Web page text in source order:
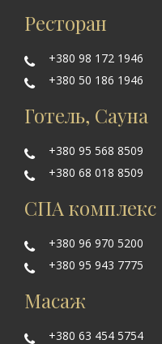
Ресторан
+380 98 172 1946
+380 50 186 1946
Готель, Сауна
+380 95 568 8509
+380 68 018 8509
СПА комплекс
+380 96 970 5200
+380 95 943 7775
Масаж
+380 63 454 5754